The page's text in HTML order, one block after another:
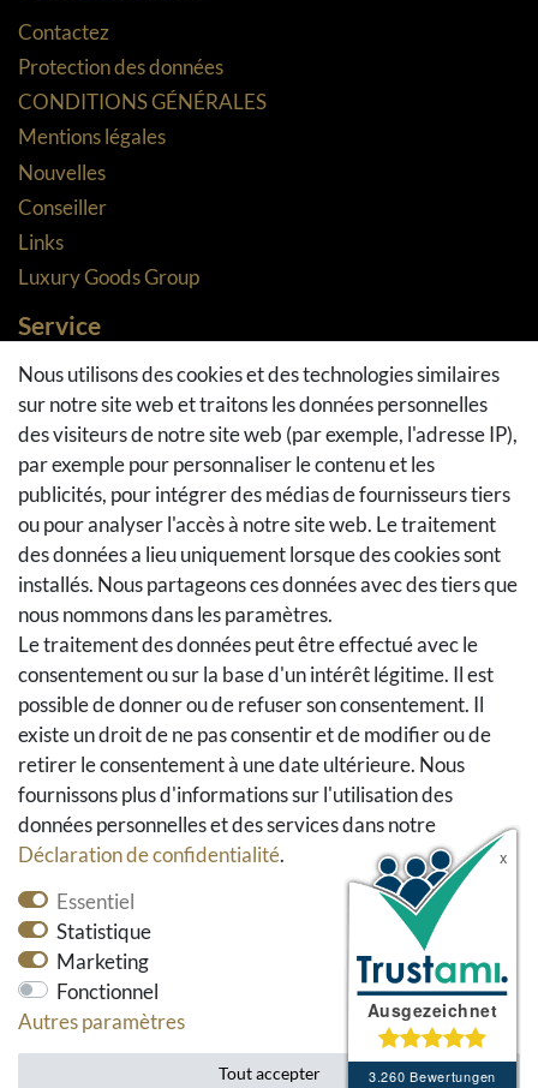
Contactez
Protection des données
CONDITIONS GÉNÉRALES
Mentions légales
Nouvelles
Conseiller
Links
Luxury Goods Group
Service
Méthodes de paiement
Méthodes et coûts de transport
Droit de rétractation
Retours
Se rétracter du contrat
Panier d'achat
A la caisse
Aide
Social Media
Facebook
Instagram
Pinterest
Youtube
Houzz
* tous les prix incluent la TVA et les frais d'envoi.
Nous utilisons des cookies et des technologies similaires
sur notre site web et traitons les données personnelles
des visiteurs de notre site web (par exemple, l'adresse IP),
par exemple pour personnaliser le contenu et les
publicités, pour intégrer des médias de fournisseurs tiers
ou pour analyser l'accès à notre site web. Le traitement
des données a lieu uniquement lorsque des cookies sont
installés. Nous partageons ces données avec des tiers que
nous nommons dans les paramètres.
Le traitement des données peut être effectué avec le
consentement ou sur la base d'un intérêt légitime. Il est
possible de donner ou de refuser son consentement. Il
existe un droit de ne pas consentir et de modifier ou de
retirer le consentement à une date ultérieure. Nous
fournissons plus d'informations sur l'utilisation des
données personnelles et des services dans notre
Déclaration de confidentialité.
Essentiel
Statistique
Marketing
Fonctionnel
Autres paramètres
Tout accepter